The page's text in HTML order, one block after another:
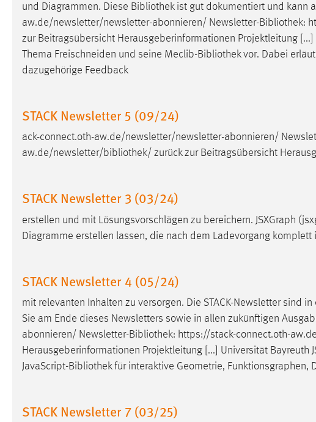
und Diagrammen. Diese Bibliothekist gut dokumentiert und kann
aw.de/newsletter/newsletter-abonnieren/ Newsletter-Bibliothek:
zur Beitragsübersicht Herausgeberinformationen Projektleitung
Thema Freischneiden und seine Meclib-Bibliothekvor. Dabei
dazugehörige Feedback
STACK Newsletter 5 (09/24)
ack-connect.oth-aw.de/newsletter/newsletter-abonnieren/
aw.de/newsletter/bibliothek/ zurück zur Beitragsübersicht
STACK Newsletter 3 (03/24)
erstellen und mit Lösungsvorschlägen zu bereichern. JSXGraph
Diagramme erstellen lassen, die nach dem Ladevorgang komplett
STACK Newsletter 4 (05/24)
mit relevanten Inhalten zu versorgen. Die STACK-Newsletter sind
Sie am Ende dieses Newsletters sowie in allen zukünftigen
abonnieren/ Newsletter-Bibliothek: https://stack-connect.oth-
Herausgeberinformationen Projektleitung [...] Universität
JavaScript-Bibliothekfür interaktive Geometrie, Funktionsgraphen,
STACK Newsletter 7 (03/25)
Cookie Laufzeit: 1 Jahr
Performance
Name: staticfilecache
in diesem Cookie gespeichert, ob man
eingeloggt ist.
Sprachpräferenz
Zweck:
Das Cookie speichert die gewählte
Sprache der Website.
Cookie Laufzeit: 30 Tage
Chat
Name:
MibewSessionID, MIBEW_UserID,
mibew_locale, mibew-chat-frame-style-
5e9dbeb1811c0446
Zweck:
Wird benötigt um die Chatfunktion
nutzen zu können.
Sitzungslaufzeit, mibew_locale = 3